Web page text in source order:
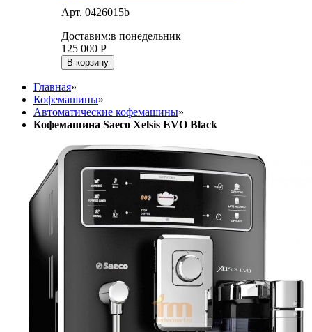
Арт. 0426015b
Доставим:в понедельник
125 000 Р
В корзину
Главная»
Кофемашины»
Автоматические кофемашины»
Кофемашина Saeco Xelsis EVO Black